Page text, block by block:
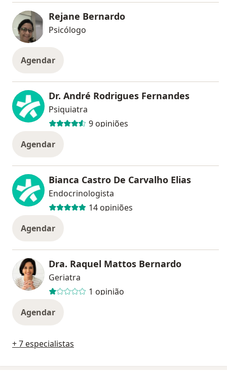
Rejane Bernardo
Psicólogo
Agendar
Dr. André Rodrigues Fernandes
Psiquiatra
9 opiniões
Agendar
Bianca Castro De Carvalho Elias
Endocrinologista
14 opiniões
Agendar
Dra. Raquel Mattos Bernardo
Geriatra
1 opinião
Agendar
+ 7 especialistas